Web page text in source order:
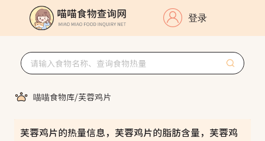
登录
喵喵食物库/芙蓉鸡片
芙蓉鸡片的热量信息，芙蓉鸡片的脂肪含量，芙蓉鸡